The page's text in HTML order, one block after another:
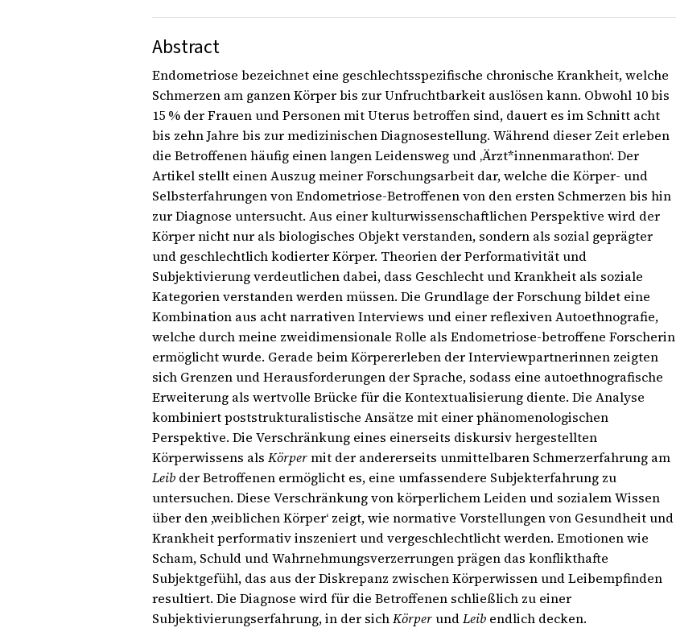
Abstract
Endometriose bezeichnet eine geschlechtsspezifische chronische Krankheit, welche
Schmerzen am ganzen Körper bis zur Unfruchtbarkeit auslösen kann. Obwohl 10 bis
15 % der Frauen und Personen mit Uterus betroffen sind, dauert es im Schnitt acht
bis zehn Jahre bis zur medizinischen Diagnosestellung. Während dieser Zeit erleben
die Betroffenen häufig einen langen Leidensweg und ‚Ärzt*innenmarathon‘. Der
Artikel stellt einen Auszug meiner Forschungsarbeit dar, welche die Körper- und
Selbsterfahrungen von Endometriose-Betroffenen von den ersten Schmerzen bis hin
zur Diagnose untersucht. Aus einer kulturwissenschaftlichen Perspektive wird der
Körper nicht nur als biologisches Objekt verstanden, sondern als sozial geprägter
und geschlechtlich kodierter Körper. Theorien der Performativität und
Subjektivierung verdeutlichen dabei, dass Geschlecht und Krankheit als soziale
Kategorien verstanden werden müssen. Die Grundlage der Forschung bildet eine
Kombination aus acht narrativen Interviews und einer reflexiven Autoethnografie,
welche durch meine zweidimensionale Rolle als Endometriose-betroffene Forscherin
ermöglicht wurde. Gerade beim Körpererleben der Interviewpartnerinnen zeigten
sich Grenzen und Herausforderungen der Sprache, sodass eine autoethnografische
Erweiterung als wertvolle Brücke für die Kontextualisierung diente. Die Analyse
kombiniert poststrukturalistische Ansätze mit einer phänomenologischen
Perspektive. Die Verschränkung eines einerseits diskursiv hergestellten
Körperwissens als Körpermit der andererseits unmittelbaren Schmerzerfahrung am
Leib der Betroffenen ermöglicht es, eine umfassendere Subjekterfahrung zu
untersuchen. Diese Verschränkung von körperlichem Leiden und sozialem Wissen
über den ,weiblichen Körperʻ zeigt, wie normative Vorstellungen von Gesundheit und
Krankheit performativ inszeniert und vergeschlechtlicht werden. Emotionen wie
Scham, Schuld und Wahrnehmungsverzerrungen prägen das konflikthafte
Subjektgefühl, das aus der Diskrepanz zwischen Körperwissen und Leibempfinden
resultiert. Die Diagnose wird für die Betroffenen schließlich zu einer
Subjektivierungserfahrung, in der sichKörperundLeib endlich decken.